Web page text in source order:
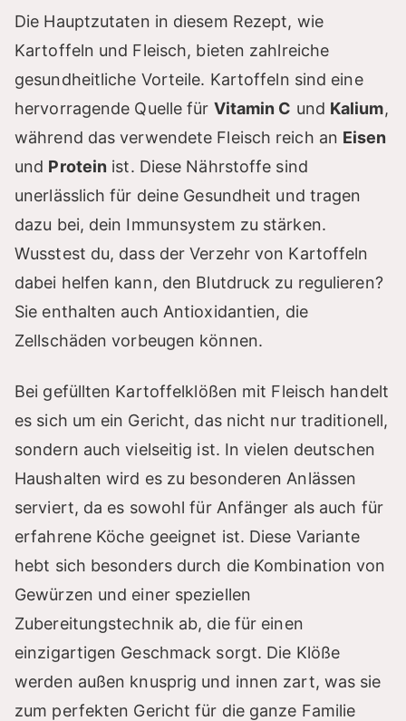
Die Hauptzutaten in diesem Rezept, wie
Kartoffeln und Fleisch, bieten zahlreiche
gesundheitliche Vorteile. Kartoffeln sind eine
hervorragende Quelle für Vitamin C und Kalium,
während das verwendete Fleisch reich an Eisen
und Protein ist. Diese Nährstoffe sind
unerlässlich für deine Gesundheit und tragen
dazu bei, dein Immunsystem zu stärken.
Wusstest du, dass der Verzehr von Kartoffeln
dabei helfen kann, den Blutdruck zu regulieren?
Sie enthalten auch Antioxidantien, die
Zellschäden vorbeugen können.
Bei gefüllten Kartoffelklößen mit Fleisch handelt
es sich um ein Gericht, das nicht nur traditionell,
sondern auch vielseitig ist. In vielen deutschen
Haushalten wird es zu besonderen Anlässen
serviert, da es sowohl für Anfänger als auch für
erfahrene Köche geeignet ist. Diese Variante
hebt sich besonders durch die Kombination von
Gewürzen und einer speziellen
Zubereitungstechnik ab, die für einen
einzigartigen Geschmack sorgt. Die Klöße
werden außen knusprig und innen zart, was sie
zum perfekten Gericht für die ganze Familie